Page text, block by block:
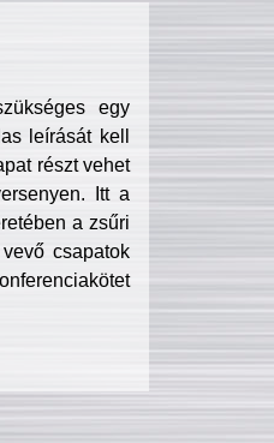
egy
leírását kell
részt vehet
Itt a
a zsűri
csapatok